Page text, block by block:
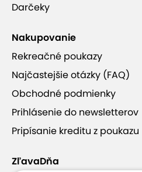
Darčeky
Nakupovanie
Rekreačné poukazy
Najčastejšie otázky (FAQ)
Obchodné podmienky
Prihlásenie do newsletterov
Pripísanie kreditu z poukazu
ZľavaDňa